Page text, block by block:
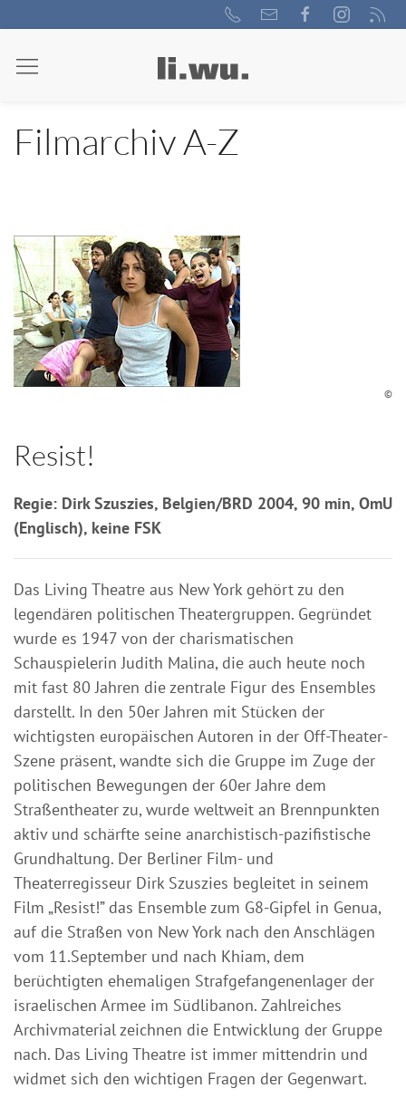
Filmarchiv A-Z
©
Resist!
Regie: Dirk Szuszies, Belgien/BRD 2004, 90 min, OmU
(Englisch), keine FSK
Das Living Theatre aus New York gehört zu den
legendären politischen Theatergruppen. Gegründet
wurde es 1947 von der charismatischen
Schauspielerin Judith Malina, die auch heute noch
mit fast 80 Jahren die zentrale Figur des Ensembles
darstellt. In den 50er Jahren mit Stücken der
wichtigsten europäischen Autoren in der Off-Theater-
Szene präsent, wandte sich die Gruppe im Zuge der
politischen Bewegungen der 60er Jahre dem
Straßentheater zu, wurde weltweit an Brennpunkten
aktiv und schärfte seine anarchistisch-pazifistische
Grundhaltung. Der Berliner Film- und
Theaterregisseur Dirk Szuszies begleitet in seinem
Film „Resist!” das Ensemble zum G8-Gipfel in Genua,
auf die Straßen von New York nach den Anschlägen
vom 11.September und nach Khiam, dem
berüchtigten ehemaligen Strafgefangenenlager der
israelischen Armee im Südlibanon. Zahlreiches
Archivmaterial zeichnen die Entwicklung der Gruppe
nach. Das Living Theatre ist immer mittendrin und
widmet sich den wichtigen Fragen der Gegenwart.